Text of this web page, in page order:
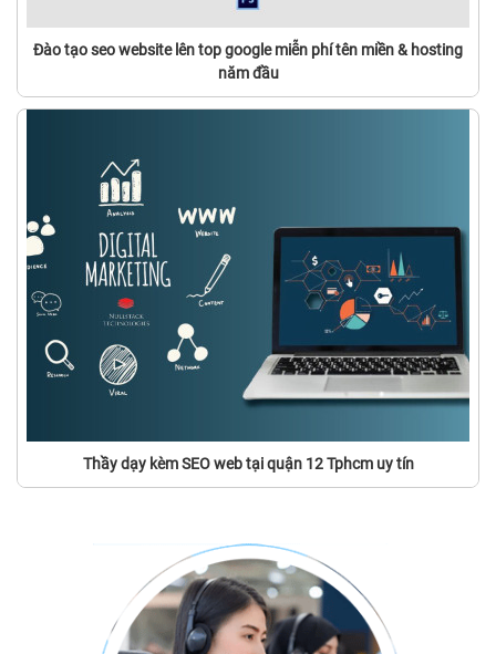
Đào tạo seo website lên top google miễn phí tên miền & hosting
năm đầu
Thầy dạy kèm SEO web tại quận 12 Tphcm uy tín